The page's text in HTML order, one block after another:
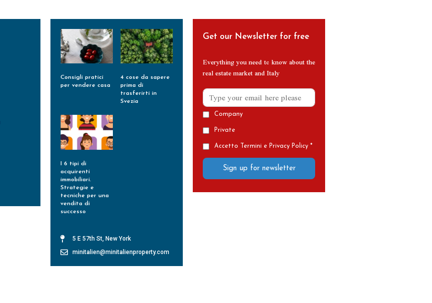
Consigli pratici
per vendere casa
4 cose da sapere
prima di
trasferirti in
Svezia
I 6 tipi di
acquirenti
immobiliari.
Strategie e
tecniche per una
vendita di
successo
5 E 57th St, New York
minitalien@minitalienproperty.com
Get our Newsletter for free
Everything you need to know about the
real estate market and Italy
Company
Private
Accetto Termini e Privacy Policy *
Sign up for newsletter